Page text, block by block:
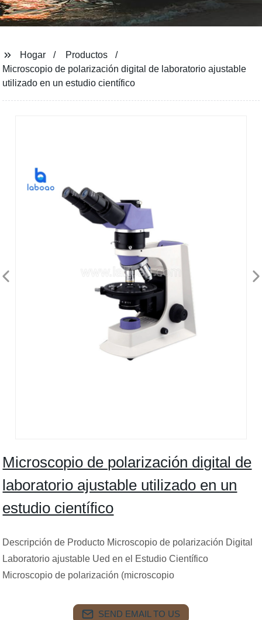
Hogar
Productos
Microscopio de polarización digital de laboratorio ajustable
utilizado en un estudio científico
Microscopio de polarización digital de
laboratorio ajustable utilizado en un
estudio científico
Descripción de Producto Microscopio de polarización Digital
Laboratorio ajustable Ued en el Estudio Científico
Microscopio de polarización (microscopio
SEND EMAIL TO US